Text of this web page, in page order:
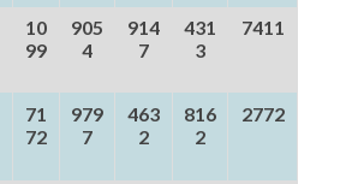
10
99
905
4
914
7
431
3
7411
71
72
979
7
463
2
816
2
2772